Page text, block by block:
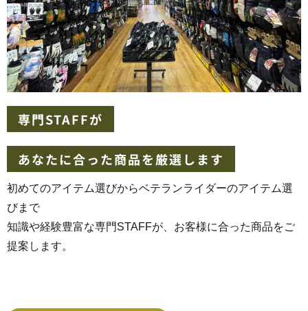
専門STAFFが
あなたに合った商品を厳選します
初めてのアイテム選びからベテランライダーのアイテム選
びまで
知識や経験豊富な専門STAFFが、お客様に合った商品をご
提案します。